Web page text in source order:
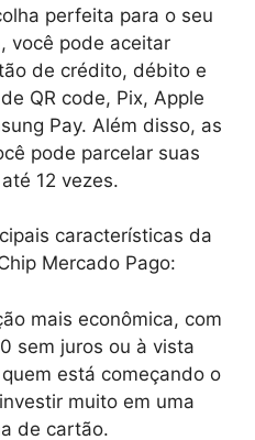
perfeita para o seu
você pode aceitar
de crédito, débito e
QR code, Pix, Apple
Pay. Além disso, as
pode parcelar suas
12 vezes.
características da
Mercado Pago:
mais econômica, com
sem juros ou à vista
está começando o
muito em uma
de cartão.